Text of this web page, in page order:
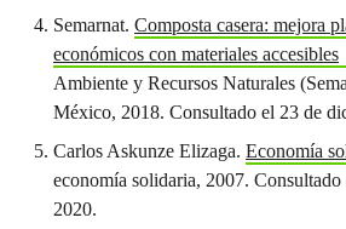
Semarnat. Composta casera: mejora
económicos con materiales accesibles
Ambiente y Recursos Naturales
México, 2018. Consultado el 23 de
Carlos Askunze Elizaga. Economía
economía solidaria, 2007.
2020.